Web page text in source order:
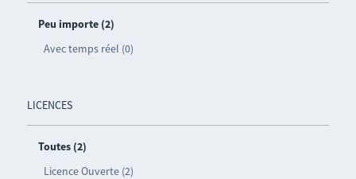
Peu importe (2)
Avec temps réel (0)
LICENCES
Toutes (2)
Licence Ouverte (2)